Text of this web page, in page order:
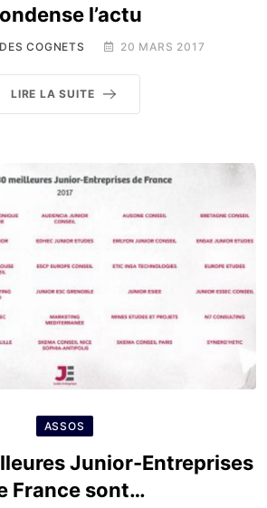
l’actu
COGNETS 20 MARS 2017
LIRE LA SUITE
ASSOS
Junior-Entreprises
France sont…